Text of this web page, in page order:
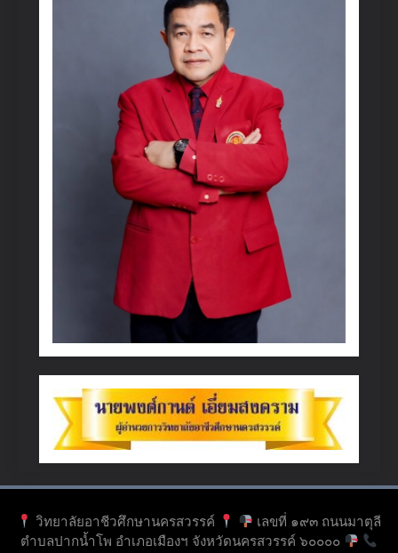
วิทยาลัยอาชีวศึกษานครสวรรค์
เลขที่ ๑๙๓ ถนนมาตุลี
ตำบลปากน้ำโพ อำเภอเมืองฯ จังหวัดนครสวรรค์ ๖๐๐๐๐